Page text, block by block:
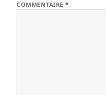
COMMENTAIRE*